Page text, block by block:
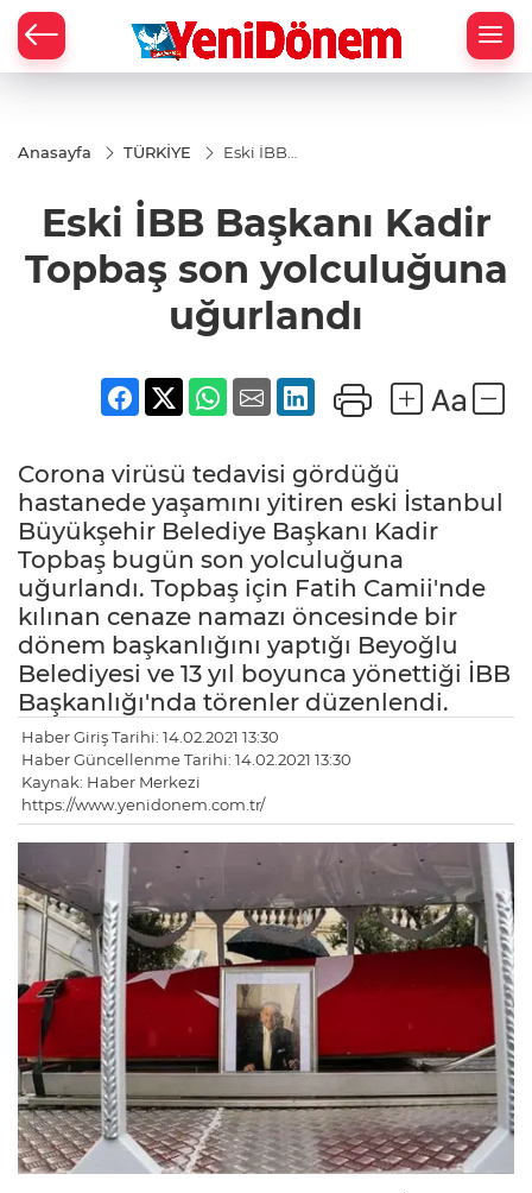
Anasayfa TÜRKİYE
Eski İBB
Topbaş son
yolculuğuna
uğurlandı
Eski İBB Başkanı Kadir
Topbaş son yolculuğuna
uğurlandı
Corona virüsü tedavisi gördüğü
hastanede yaşamını yitiren eski İstanbul
Büyükşehir Belediye Başkanı Kadir
Topbaş bugün son yolculuğuna
uğurlandı. Topbaş için Fatih Camii'nde
kılınan cenaze namazı öncesinde bir
dönem başkanlığını yaptığı Beyoğlu
Belediyesi ve 13 yıl boyunca yönettiği İBB
Başkanlığı'nda törenler düzenlendi.
Haber Giriş Tarihi: 14.02.2021 13:30
Haber Güncellenme Tarihi: 14.02.2021 13:30
Kaynak: Haber Merkezi
https://www.yenidonem.com.tr/